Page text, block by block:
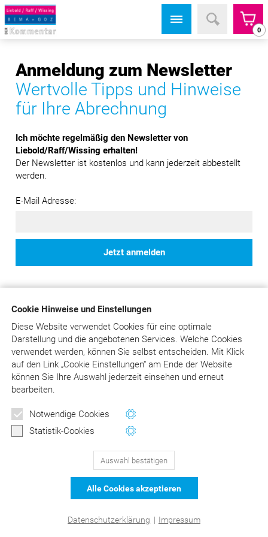
Cookie Hinweise und Einstellungen
Diese Website verwendet Cookies für eine optimale
Darstellung und die angebotenen Services. Welche Cookies
verwendet werden, können Sie selbst entscheiden. Mit Klick
aufden Link „Cookie Einstellungen“ am Ende der Website
können Sie Ihre Auswahl jederzeit einsehen und erneut
bearbeiten.
Notwendige Cookies
Statistik-Cookies
Auswahl bestätigen
Alle Cookies akzeptieren
Datenschutzerklärung | Impressum
0
Anmeldung zum Newsletter
Wertvolle Tipps und Hinweise
für Ihre Abrechnung
Ich möchte regelmäßig den Newsletter von
Liebold/Raff/Wissing erhalten!
Der Newsletter ist kostenlos und kann jederzeit abbestellt
werden.
E-Mail Adresse:
Jetzt anmelden
Mit Ihrer Anmeldung stimmen Sie zu, dass die
eingegebenen Daten an rapidmail übermittelt werden.
Beachten Sie bitte auch unsere
Datenschutzbestimmungen.
DER Kommentar zu BEMA und
GOZ –Liebold/Raff/Wissing
Bewertungen auf ProvenExpert.com